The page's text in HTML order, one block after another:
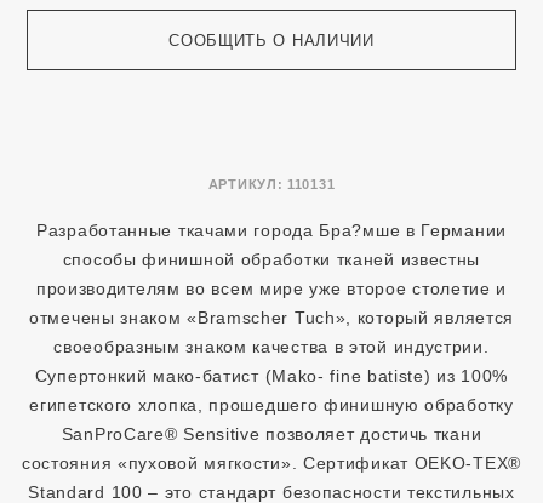
АРТИКУЛ: 110131
СООБЩИТЬ О НАЛИЧИИ
Разработанные ткачами города Бра?мше в Германии
способы финишной обработки тканей известны
производителям во всем мире уже второе столетие и
отмечены знаком «Bramscher Tuch», который является
своеобразным знаком качества в этой индустрии.
Супертонкий мако-батист (Mako- fine batiste) из 100%
египетского хлопка, прошедшего финишную обработку
SanProCare® Sensitive позволяет достичь ткани
состояния «пуховой мягкости». Сертификат OEKO-TEX®
Standard 100 – это стандарт безопасности текстильных